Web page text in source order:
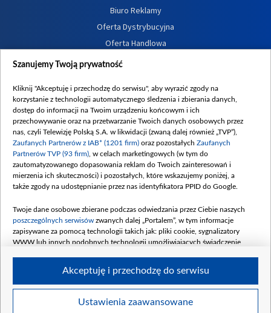
Biuro Reklamy
Oferta Dystrybucyjna
Oferta Handlowa
Dostępność
Procedura zgłoszeń wewnętrznych
Szanujemy Twoją prywatność
Kliknij "Akceptuję i przechodzę do serwisu", aby wyrazić zgody na
korzystanie z technologii automatycznego śledzenia i zbierania danych,
dostęp do informacji na Twoim urządzeniu końcowym i ich
przechowywanie oraz na przetwarzanie Twoich danych osobowych przez
nas, czyli Telewizję Polską S.A. w likwidacji (zwaną dalej również „TVP”),
Zaufanych Partnerów z IAB* (1201 firm) oraz pozostałych Zaufanych
Partnerów TVP (93 firm) , w celach marketingowych (w tym do
zautomatyzowanego dopasowania reklam do Twoich zainteresowań i
mierzenia ich skuteczności) i pozostałych, które wskazujemy poniżej, a
także zgody na udostępnianie przez nas identyfikatora PPID do Google.
Twoje dane osobowe zbierane podczas odwiedzania przez Ciebie naszych
poszczególnych serwisów zwanych dalej „Portalem”, w tym informacje
zapisywane za pomocą technologii takich jak: pliki cookie, sygnalizatory
WWW lub innych podobnych technologii umożliwiających świadczenie
Twoje dane osobowe zbierane podczas odwiedzania przez Ciebie
Ustawienia zaawansowane
Akceptuję i przechodzę do serwisu